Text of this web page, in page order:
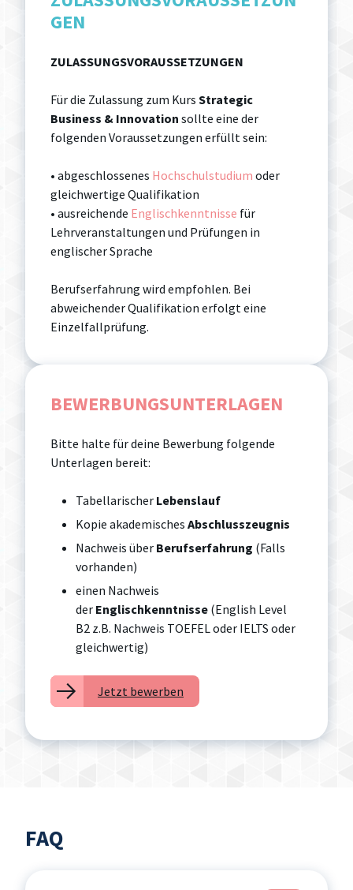
GEN
ZULASSUNGSVORAUSSETZUNGEN
Für die Zulassung zum Kurs Strategic
Business & Innovation sollte eine der
folgenden Voraussetzungen erfüllt sein:
• abgeschlossenes Hochschulstudium oder
gleichwertige Qualifikation
• ausreichende Englischkenntnisse für
Lehrveranstaltungen und Prüfungen in
englischer Sprache
Berufserfahrung wird empfohlen. Bei
abweichender Qualifikation erfolgt eine
Einzelfallprüfung.
BEWERBUNGSUNTERLAGEN
Bitte halte für deine Bewerbung folgende
Unterlagen bereit:
Tabellarischer Lebenslauf
Kopie akademisches Abschlusszeugnis
Nachweis über Berufserfahrung (Falls
vorhanden)
einen Nachweis
der Englischkenntnisse (English Level
B2 z.B. Nachweis TOEFEL oder IELTS oder
gleichwertig)
Jetzt bewerben
FAQ